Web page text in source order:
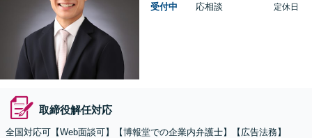
受付中
応相談
定休日
取締役解任対応
全国対応可【Web面談可】【博報堂での企業内弁護士】【広告法務】